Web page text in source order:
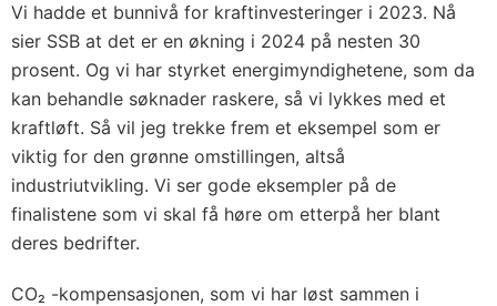
Vi hadde et bunnivå for kraftinvesteringer i 2023. Nå
sier SSB at det er en økning i 2024 på nesten 30
prosent. Og vi har styrket energimyndighetene, som da
kan behandle søknader raskere, så vi lykkes med et
kraftløft. Så vil jeg trekke frem et eksempel som er
viktig for den grønne omstillingen, altså
industriutvikling. Vi ser gode eksempler på de
finalistene som vi skal få høre om etterpå her blant
deres bedrifter.
CO₂ -kompensasjonen, som vi har løst sammen i